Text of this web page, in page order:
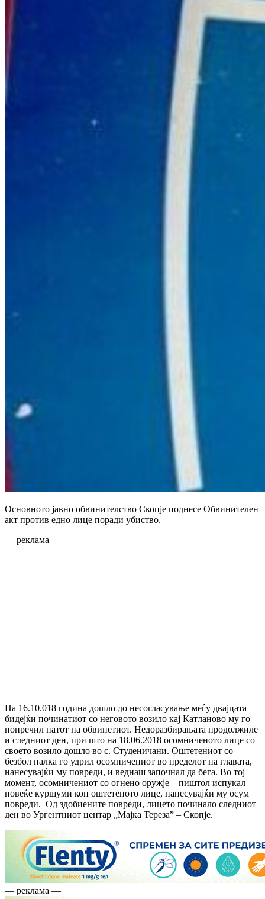
Основното јавно обвинителство Скопје поднесе Обвинителен
акт против едно лице поради убиство.
— реклама —
На 16.10.018 година дошло до несогласување меѓу двајцата
бидејќи починатиот со неговото возило кај Катланово му го
попречил патот на обвинетиот. Недоразбирањата продолжиле
и следниот ден, при што на 18.06.2018 осомниченото лице со
своето возило дошло во с. Студеничани. Оштетениот со
безбол палка го удрил осомничениот во пределот на главата,
нанесувајќи му повреди, и веднаш започнал да бега. Во тој
момент, осомничениот со огнено оружје – пиштол испукал
повеќе куршуми кон оштетеното лице, нанесувајќи му осум
повреди. Од здобиените повреди, лицето починало следниот
ден во Ургентниот центар „Мајка Тереза” – Скопје.
— реклама —